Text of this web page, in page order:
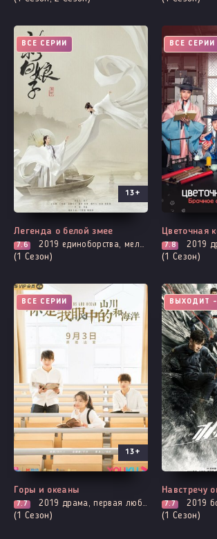
ВСЕ СЕРИИ
13+
Легенда о белой змее
7.6 2019 единоборства, мелодрама, романтика, фэнтези, демоны
(1 Сезон)
ВСЕ СЕРИИ
7.8 2019
(1 Сезон)
ВСЕ СЕРИИ
13+
Горы и океаны
7.7 2019 драма, первая любовь, комедия, мелодрама, про молодость и любовь, романтика, про школу и школьников
(1 Сезон)
ВЫХОДИТ -
Навстречу
7.7 2019
(1 Сезон)